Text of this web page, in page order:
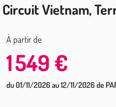
Circuit Vietnam,
À partir de
1 549 €
du 01/11/2026 au 12/11/2026 de